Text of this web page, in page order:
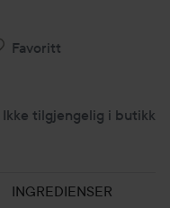
Favoritt
Ikke tilgjengelig i butikk
INGREDIENSER